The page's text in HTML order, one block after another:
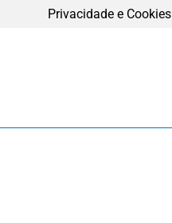
Privacidade e Cookies